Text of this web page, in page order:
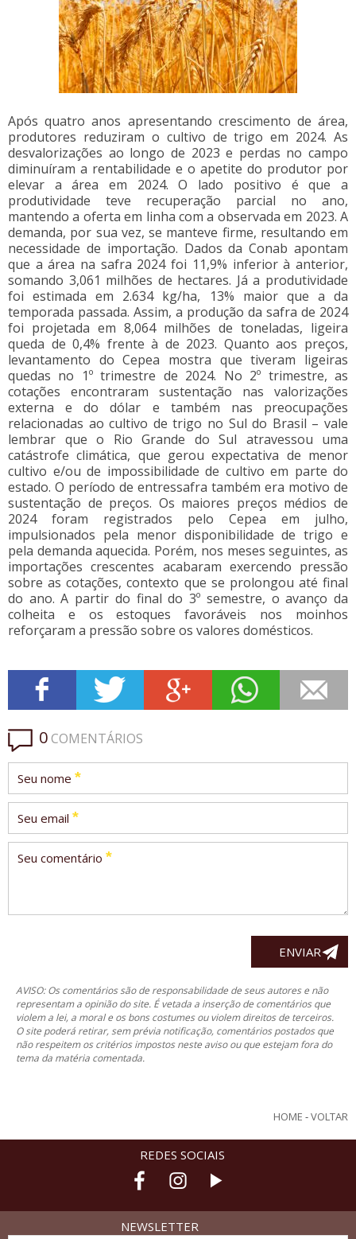
Após quatro anos apresentando crescimento de área,
produtores reduziram o cultivo de trigo em 2024. As
desvalorizações ao longo de 2023 e perdas no campo
diminuíram a rentabilidade e o apetite do produtor por
elevar a área em 2024. O lado positivo é que a
produtividade teve recuperação parcial no ano,
mantendo a oferta em linha com a observada em 2023. A
demanda, por sua vez, se manteve firme, resultando em
necessidade de importação. Dados da Conab apontam
que a área na safra 2024 foi 11,9% inferior à anterior,
somando 3,061 milhões de hectares. Já a produtividade
foi estimada em 2.634 kg/ha, 13% maior que a da
temporada passada. Assim, a produção da safra de 2024
foi projetada em 8,064 milhões de toneladas, ligeira
queda de 0,4% frente à de 2023. Quanto aos preços,
levantamento do Cepea mostra que tiveram ligeiras
quedas no 1º trimestre de 2024. No 2º trimestre, as
cotações encontraram sustentação nas valorizações
externa e do dólar e também nas preocupações
relacionadas ao cultivo de trigo no Sul do Brasil – vale
lembrar que o Rio Grande do Sul atravessou uma
catástrofe climática, que gerou expectativa de menor
cultivo e/ou de impossibilidade de cultivo em parte do
estado. O período de entressafra também era motivo de
sustentação de preços. Os maiores preços médios de
2024 foram registrados pelo Cepea em julho,
impulsionados pela menor disponibilidade de trigo e
pela demanda aquecida. Porém, nos meses seguintes, as
importações crescentes acabaram exercendo pressão
sobre as cotações, contexto que se prolongou até final
do ano. A partir do final do 3º semestre, o avanço da
colheita e os estoques favoráveis nos moinhos
reforçaram a pressão sobre os valores domésticos.
0COMENTÁRIOS
Seu nome *
Seu email *
Seu comentário *
AVISO: Os comentários são de responsabilidade de seus autores e não
representam a opinião do site. É vetada a inserção de comentários que
violem a lei, a moral e os bons costumes ou violem direitos de terceiros.
O site poderá retirar, sem prévia notificação, comentários postados que
não respeitem os critérios impostos neste aviso ou que estejam fora do
tema da matéria comentada.
HOME -VOLTAR
REDES SOCIAIS
NEWSLETTER